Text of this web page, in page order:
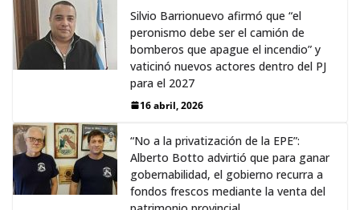
Silvio Barrionuevo afirmó que “el
peronismo debe ser el camión de
bomberos que apague el incendio” y
vaticinó nuevos actores dentro del PJ
para el 2027
16 abril, 2026
“No a la privatización de la EPE”:
Alberto Botto advirtió que para ganar
gobernabilidad, el gobierno recurra a
fondos frescos mediante la venta del